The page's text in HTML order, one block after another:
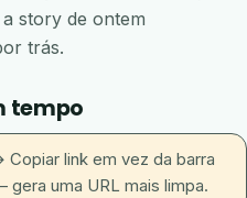
story de ontem
trás.
tempo
link em vez da barra
uma URL mais limpa.